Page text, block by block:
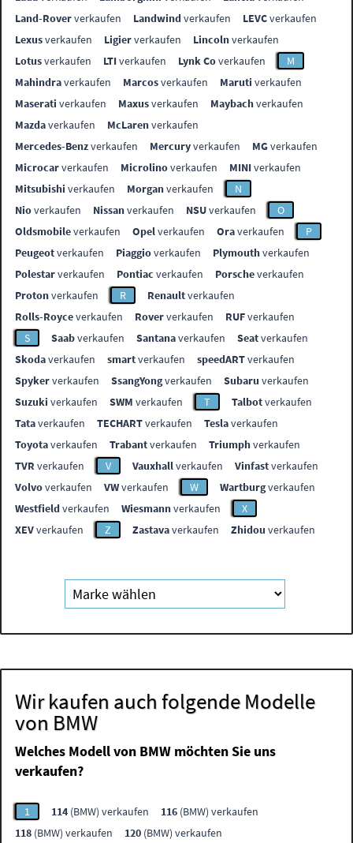
Land-Roververkaufen Landwindverkaufen LEVCverkaufen
Lexusverkaufen Ligierverkaufen Lincolnverkaufen
Lotusverkaufen LTIverkaufen Lynk Coverkaufen
M
Mahindraverkaufen Marcosverkaufen Maruti verkaufen
Maserati verkaufen Maxusverkaufen Maybachverkaufen
Mazdaverkaufen McLarenverkaufen
Mercedes-Benzverkaufen Mercuryverkaufen MGverkaufen
Microcarverkaufen Microlinoverkaufen MINIverkaufen
Mitsubishi verkaufen Morganverkaufen
N
Nioverkaufen Nissanverkaufen NSUverkaufen
O
Oldsmobileverkaufen Opelverkaufen Oraverkaufen
P
Peugeotverkaufen Piaggioverkaufen Plymouthverkaufen
Polestarverkaufen Pontiac verkaufen Porscheverkaufen
Protonverkaufen R Renaultverkaufen
Rolls-Royceverkaufen Roververkaufen RUFverkaufen
S
Saabverkaufen Santanaverkaufen Seatverkaufen
Skodaverkaufen smartverkaufen speedARTverkaufen
Spykerverkaufen SsangYongverkaufen Subaru verkaufen
Suzuki verkaufen SWM verkaufen T Talbotverkaufen
Tataverkaufen TECHARTverkaufen Teslaverkaufen
Toyotaverkaufen Trabantverkaufen Triumphverkaufen
TVR verkaufen V Vauxhallverkaufen Vinfastverkaufen
Volvoverkaufen VWverkaufen W Wartburgverkaufen
Westfieldverkaufen Wiesmannverkaufen
X
XEVverkaufen Z Zastavaverkaufen Zhidou verkaufen
Wir kaufen auch folgende Modelle
von BMW
Welches Modell von BMW möchten Sie uns
verkaufen?
1 114 (BMW) verkaufen 116 (BMW) verkaufen
118 (BMW) verkaufen 120 (BMW) verkaufen